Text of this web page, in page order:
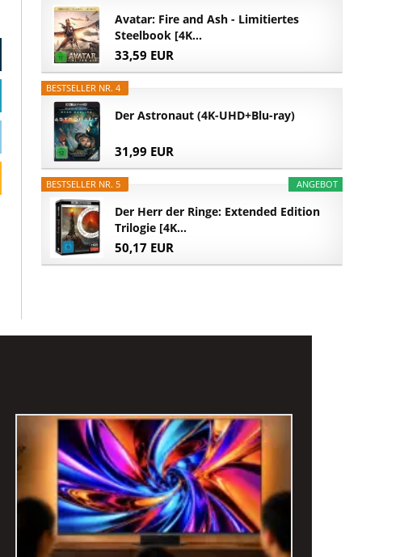
Avatar: Fire and Ash - Limitiertes
Steelbook [4K...
33,59 EUR
BESTSELLER NR. 4
Der Astronaut (4K-UHD+Blu-ray)
31,99 EUR
ANGEBOT
BESTSELLER NR. 5
Der Herr der Ringe: Extended Edition
Trilogie [4K...
50,17 EUR